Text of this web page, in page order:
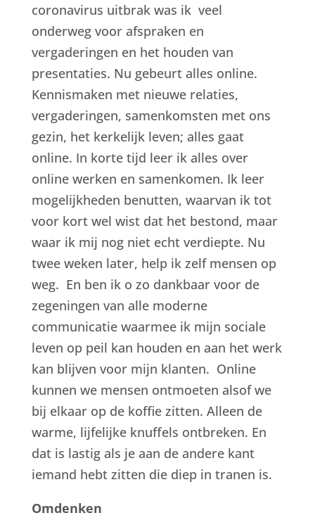
coronavirus uitbrak was ik veel
onderweg voor afspraken en
vergaderingen en het houden van
presentaties. Nu gebeurt alles online.
Kennismaken met nieuwe relaties,
vergaderingen, samenkomsten met ons
gezin, het kerkelijk leven; alles gaat
online. In korte tijd leer ik alles over
online werken en samenkomen. Ik leer
mogelijkheden benutten, waarvan ik tot
voor kort wel wist dat het bestond, maar
waar ik mij nog niet echt verdiepte. Nu
twee weken later, help ik zelf mensen op
weg. En ben ik o zo dankbaar voor de
zegeningen van alle moderne
communicatie waarmee ik mijn sociale
leven op peil kan houden en aan het werk
kan blijven voor mijn klanten. Online
kunnen we mensen ontmoeten alsof we
bij elkaar op de koffie zitten. Alleen de
warme, lijfelijke knuffels ontbreken. En
dat is lastig als je aan de andere kant
iemand hebt zitten die diep in tranen is.
Omdenken